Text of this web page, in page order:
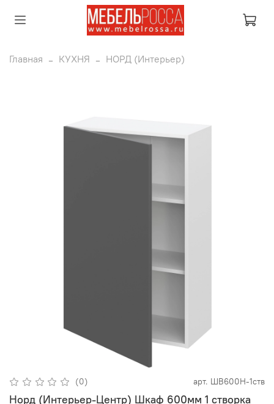
Главная КУХНЯ НОРД (Интерьер)
(0) арт. ШВ600Н-1ств
Норд (Интерьер-Центр) Шкаф 600мм 1 створка